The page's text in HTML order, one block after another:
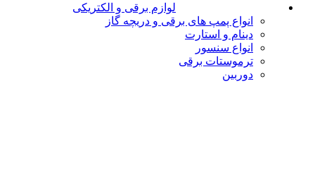
لوازم برقی و الکتریکی
انواع پمپ های برقی و دریچه گاز
دینام و استارت
انواع سنسور
ترموستات برقی
دوربین